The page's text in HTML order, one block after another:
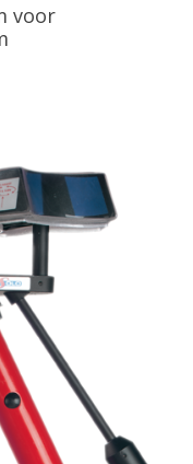
voor